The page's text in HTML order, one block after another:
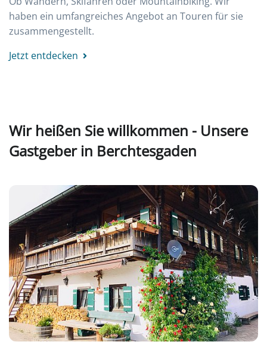
haben ein umfangreiches Angebot an Touren für sie
zusammengestellt.
Jetzt entdecken
Wir heißen Sie willkommen - Unsere
Gastgeber in Berchtesgaden